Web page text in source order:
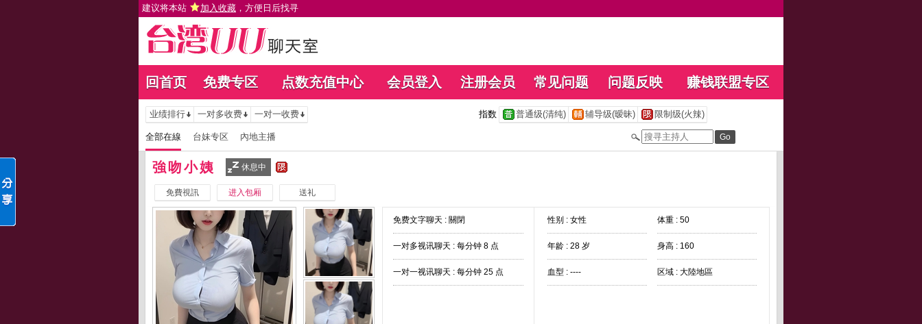
建议将本站 加入收藏 ，方便日后找寻
回首页 免费专区 点数充值中心 会员登入 注册会员 常见问题 问题反映 赚钱联盟专区
业绩排行 一对多收费 一对一收费 指数 普通级(清纯) 辅导级(暧昧) 限制级(火辣)
全部在線 台妹专区 內地主播
強吻小姨 休息中
免費視訊 进入包厢 送礼
免费文字聊天 : 關閉
一对多视讯聊天 : 每分钟 8 点
一对一视讯聊天 : 每分钟 25 点
性别 : 女性 体重 : 50
年龄 : 28 岁 身高 : 160
血型 : ---- 区域 : 大陸地區